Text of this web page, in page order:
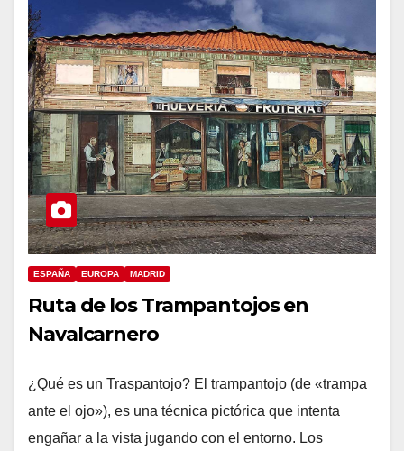
ESPAÑA EUROPA MADRID
Ruta de los Trampantojos en
Navalcarnero
¿Qué es un Traspantojo? El trampantojo (de «trampa
ante el ojo»), ​es una técnica pictórica que intenta
engañar a la vista jugando con el entorno. Los